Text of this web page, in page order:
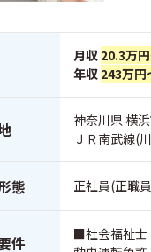
月収 20.3万
年収 243万円
神奈川県 横
ＪＲ南武線(
態 正社員(正職
件
■社会福祉